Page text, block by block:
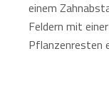
einem
Feldern mit
Pflanzenresten